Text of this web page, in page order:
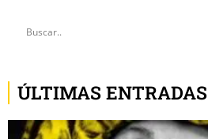
ÚLTIMAS ENTRADAS